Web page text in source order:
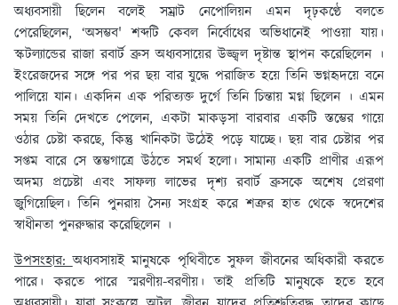
অধ্যবসায়ী ছিলেন বলেই সম্রাট নেপোলিয়ন এমন দৃঢ়কণ্ঠে বলতে
পেরেছিলেন, ‘অসম্ভব' শব্দটি কেবল নির্বোধের অভিধানেই পাওয়া যায়।
স্কটল্যান্ডের রাজা রবার্ট ব্রুস অধ্যবসায়ের উজ্জ্বল দৃষ্টান্ত স্থাপন করেছিলেন ।
ইংরেজদের সঙ্গে পর পর ছয় বার যুদ্ধে পরাজিত হয়ে তিনি ভগ্নহৃদয়ে বনে
পালিয়ে যান। একদিন এক পরিত্যক্ত দুর্গে তিনি চিন্তায় মগ্ন ছিলেন । এমন
সময় তিনি দেখতে পেলেন, একটা মাকড়সা বারবার একটি স্তম্ভের গায়ে
ওঠার চেষ্টা করছে, কিন্তু খানিকটা উঠেই পড়ে যাচ্ছে। ছয় বার চেষ্টার পর
সপ্তম বারে সে স্তম্ভগাত্রে উঠতে সমর্থ হলো। সামান্য একটি প্রাণীর এরূপ
অদম্য প্রচেষ্টা এবং সাফল্য লাভের দৃশ্য রবার্ট ব্রুসকে অশেষ প্রেরণা
জুগিয়েছিল। তিনি পুনরায় সৈন্য সংগ্রহ করে শত্রুর হাত থেকে স্বদেশের
স্বাধীনতা পুনরুদ্ধার করেছিলেন ।
উপসংহার:অধ্যবসায়ই মানুষকে পৃথিবীতে সুফল জীবনের অধিকারী করতে
পারে। করতে পারে স্মরণীয়-বরণীয়। তাই প্রতিটি মানুষকে হতে হবে